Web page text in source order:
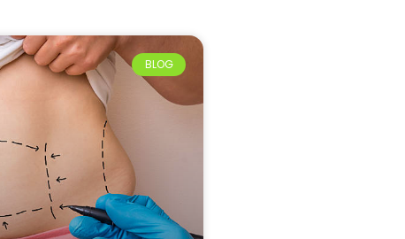
BLOG